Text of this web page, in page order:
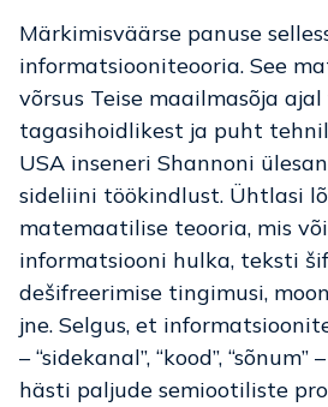
Märkimisväärse panuse
informatsiooniteooria. See
võrsus Teise maailmasõja
tagasihoidlikest ja puht
USA inseneri Shannoni
sideliini töökindlust. Ühtlasi
matemaatilise teooria, mis
informatsiooni hulka, teksti
dešifreerimise tingimusi,
jne. Selgus, et
– “sidekanal”, “kood”,
hästi paljude semiootiliste